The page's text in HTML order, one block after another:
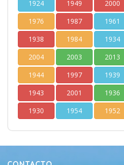
1924
1949 2000
1976
1987 1961
1938
1984 1934
2004
2003 2013
1944
1997 1939
1943
2001 1936
1930
1954 1952